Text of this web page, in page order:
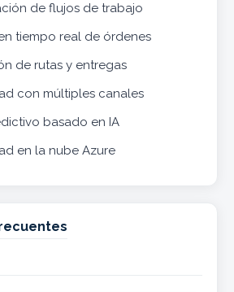
de flujos de trabajo
tiempo real de órdenes
de rutas y entregas
con múltiples canales
basado en IA
en la nube Azure